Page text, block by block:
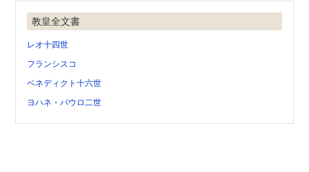
教皇全文書
レオ十四世
フランシスコ
ベネディクト十六世
ヨハネ・パウロ二世